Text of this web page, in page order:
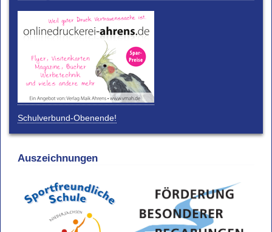
Schulverbund-Obenende!
Auszeichnungen